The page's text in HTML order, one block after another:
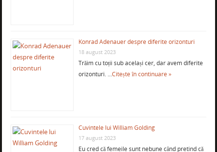
Konrad Adenauer despre diferite orizonturi
18 august 2023
Trăim cu toții sub același cer, dar avem diferite
orizonturi. …Citește în continuare »
Cuvintele lui William Golding
17 august 2023
Eu cred că femeile sunt nebune când pretind că